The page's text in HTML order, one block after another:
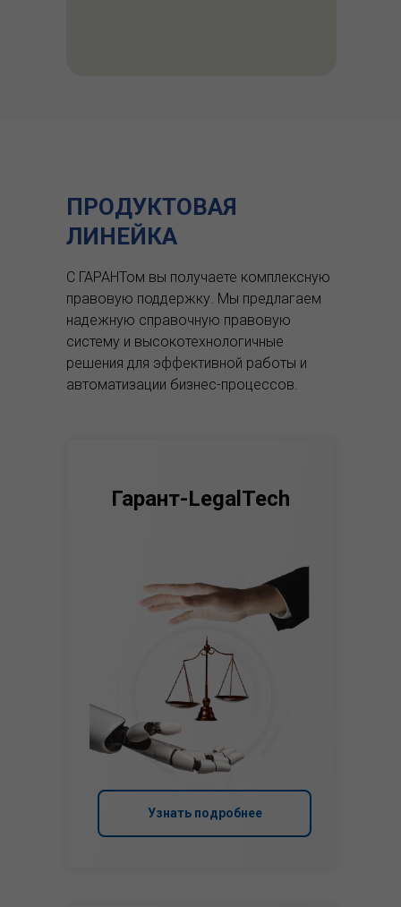
ПРОДУКТОВАЯ
ЛИНЕЙКА
С ГАРАНТом вы получаете комплексную
правовую поддержку. Мы предлагаем
надежную справочную правовую
систему и высокотехнологичные
решения для эффективной работы и
автоматизации бизнес-процессов.
Узнать подробнее
Гарант-LegalTech